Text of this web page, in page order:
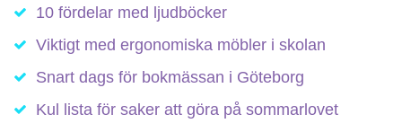
10 fördelar med ljudböcker
Viktigt med ergonomiska möbler i skolan
Snart dags för bokmässan i Göteborg
Kul lista för saker att göra på sommarlovet